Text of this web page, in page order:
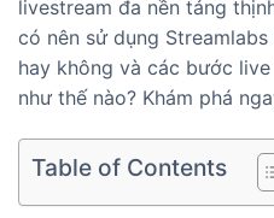
livestream đa nền tảng
có nên sử dụng
hay không và các bước
như thế nào? Khám phá
Table of Contents